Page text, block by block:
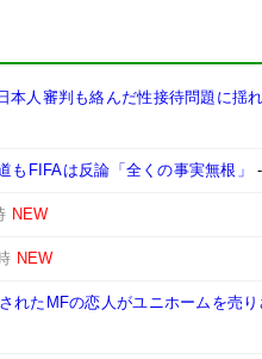
人審判も絡んだ性接待問題に揺
もFIFAは反論「全くの事実無根」 -
NEW
NEW
れたMFの恋人がユニホームを売